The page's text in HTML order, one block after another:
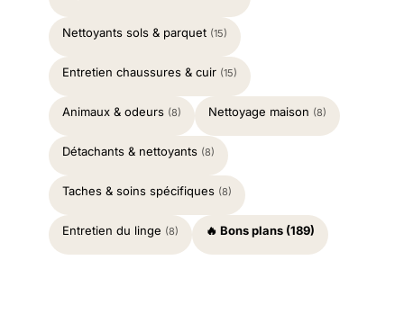
Nettoyants sols & parquet (15)
Entretien chaussures & cuir (15)
Animaux & odeurs (8) Nettoyage maison (8)
Détachants & nettoyants (8)
Taches & soins spécifiques (8)
Entretien du linge (8) 🔥 Bons plans (189)